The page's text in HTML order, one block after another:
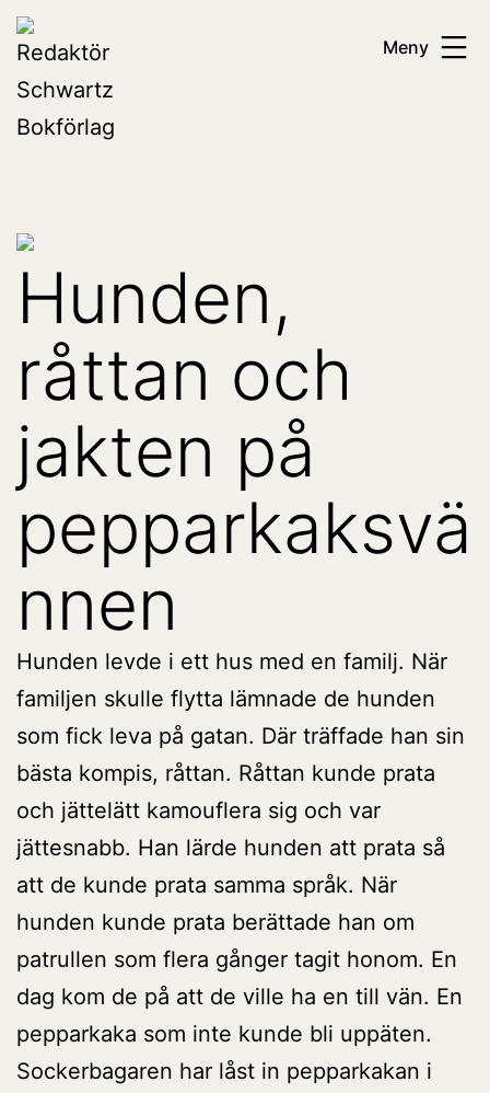
Hoppa
till
innehåll
Redaktör
Schwartz
Bokförlag
Meny
Hunden,
råttan och
jakten på
pepparkaksvä
nnen
Hunden levde i ett hus med en familj. När
familjen skulle flytta lämnade de hunden
som fick leva på gatan. Där träffade han sin
bästa kompis, råttan. Råttan kunde prata
och jättelätt kamouflera sig och var
jättesnabb. Han lärde hunden att prata så
att de kunde prata samma språk. När
hunden kunde prata berättade han om
patrullen som flera gånger tagit honom. En
dag kom de på att de ville ha en till vän. En
pepparkaka som inte kunde bli uppäten.
Sockerbagaren har låst in pepparkakan i